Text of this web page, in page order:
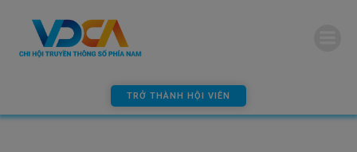
TRỞ THÀNH HỘI VIÊN